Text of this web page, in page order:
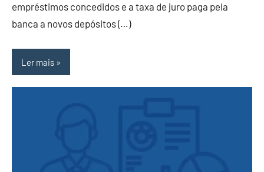
empréstimos concedidos e a taxa de juro paga pela
banca a novos depósitos (…)
Ler mais